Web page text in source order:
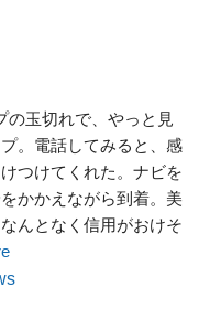
の玉切れで、やっと見
。電話してみると、感
つけてくれた。ナビを
かかえながら到着。美
んとなく信用がおけそ